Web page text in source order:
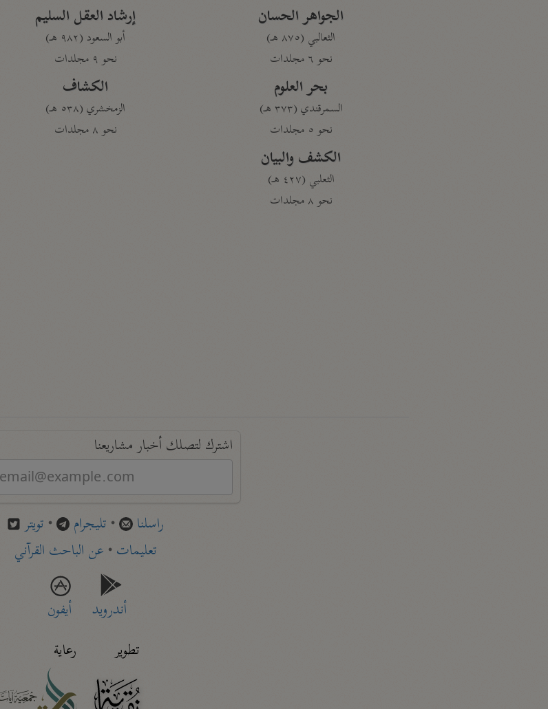
الجواهر الحسان
الثعالبي (٨٧٥ هـ)
نحو ٦ مجلدات
بحر العلوم
السمرقندي (٣٧٣ هـ)
نحو ٥ مجلدات
الكشف والبيان
الثعلبي (٤٢٧ هـ)
نحو ٨ مجلدات
إرشاد العقل السليم
أبو السعود (٩٨٢ هـ)
نحو ٩ مجلدات
الكشاف
الزمخشري (٥٣٨ هـ)
نحو ٨ مجلدات
اشترك لتصلك أخبار مشاريعنا
راسلنا • تليجرام • تويتر
تعليمات• عن الباحث القرآني
أندرويد
أيفون
تطوير
رعاية